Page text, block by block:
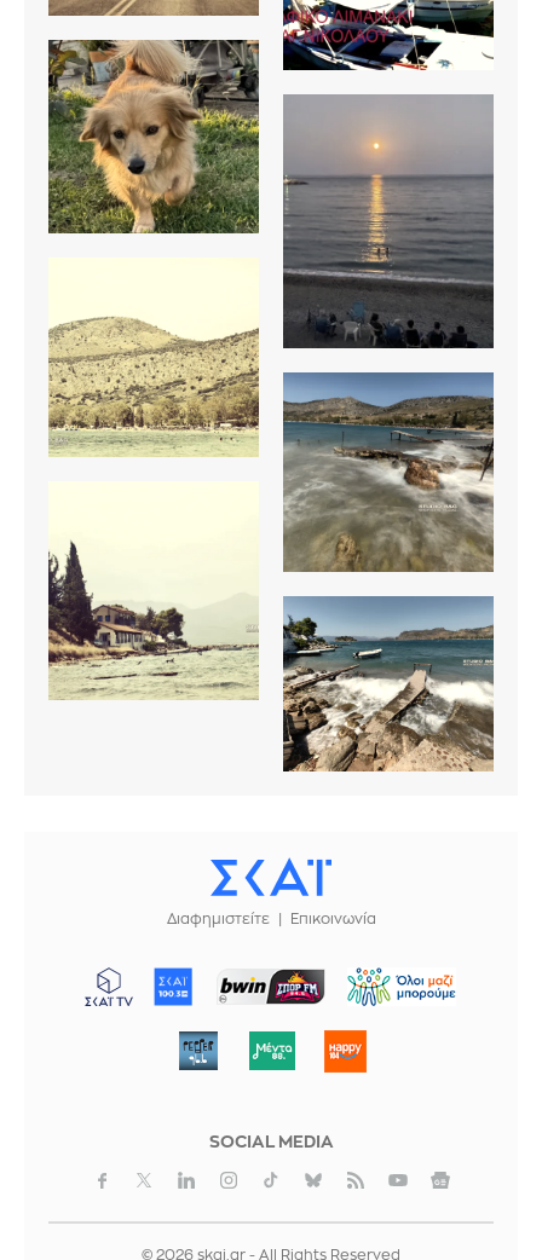
Διαφημιστείτε Επικοινωνία
ΜΠΟΡΟΥΜΕ
SOCIAL MEDIA
© 2026 skai.gr - All Rights Reserved